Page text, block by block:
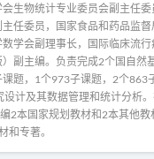
生物统计专业委员会副主任
任委员，国家食品和药品监
学会副理事长，国际临床流
副主编。负责完成2个国自然
题，1个973子课题，2个863
计及其数据管理和统计分析
2本国家规划教材和2本其他
和专著。